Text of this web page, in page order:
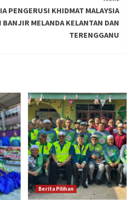
PENGERUSI KHIDMAT MALAYSIA
BANJIR MELANDA KELANTAN DAN
TERENGGANU
Berita Pilihan